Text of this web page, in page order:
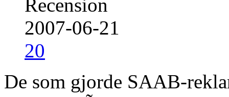
Recension
2007-06-21
20
De som gjorde SAAB-